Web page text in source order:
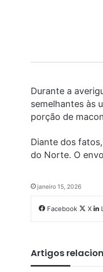
Durante a
semelhantes às
porção de
Diante dos
do Norte. O
janeiro 15, 2026
Facebook X
Artigos